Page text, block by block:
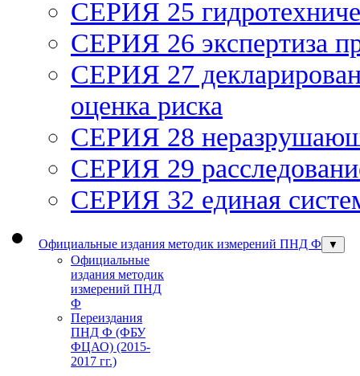
СЕРИЯ 25
СЕРИЯ 26 экспертиза
СЕРИЯ 27
оценка риска
СЕРИЯ 28
СЕРИЯ 29
СЕРИЯ 32 единая
Официальные издания методик измерений ПНД Ф ▼
Официальные
издания методик
измерений ПНД
Ф
Переиздания
ПНД Ф (ФБУ
ФЦАО) (2015-
2017 гг.)